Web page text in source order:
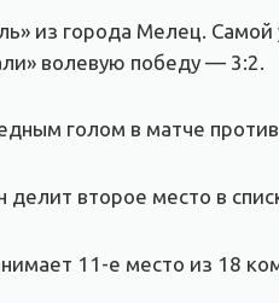
из города Мелец.
волевую победу — 3:2.
голом в матче
второе место в
11-е место из 18